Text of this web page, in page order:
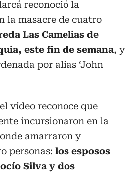
reconoció la
la masacre de cuatro
Las Camelias de
este fin de semana, y
por alias ‘John
vídeo reconoce que
incursionaron en la
amarraron y
personas: los esposos
Silva y dos